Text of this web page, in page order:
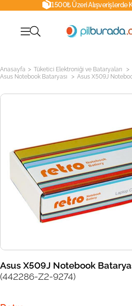
1500₺ Üzeri Alışverişlerde
Anasayfa > Tüketici Elektroniği ve Bataryaları >
Asus Notebook Bataryası > Asus X509J
Asus X509J Notebook
(442286-Z2-9274)